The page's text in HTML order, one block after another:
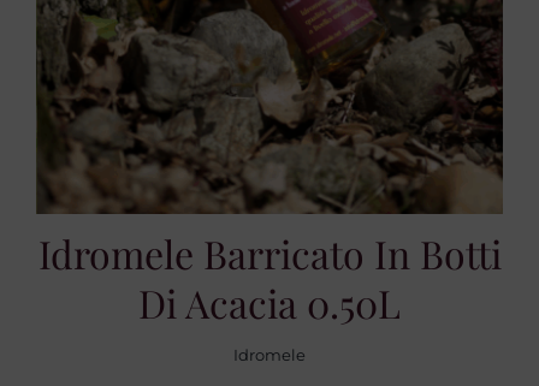
Idromele Barricato In Botti
Di Acacia 0.50L
Idromele